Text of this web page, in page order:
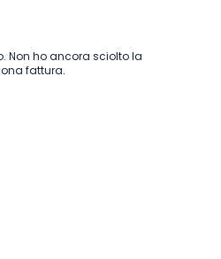
ho ancora sciolto la
fattura.